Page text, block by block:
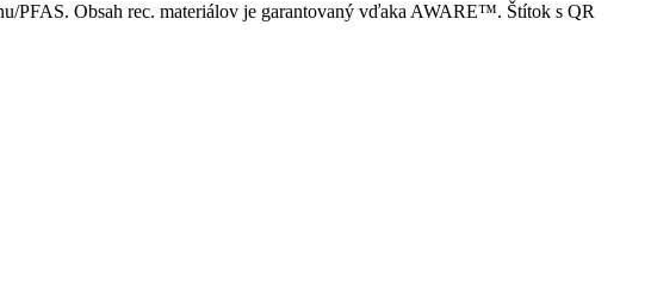
PFAS. Obsah rec. materiálov je garantovaný vďaka AWARE™. Štítok s QR